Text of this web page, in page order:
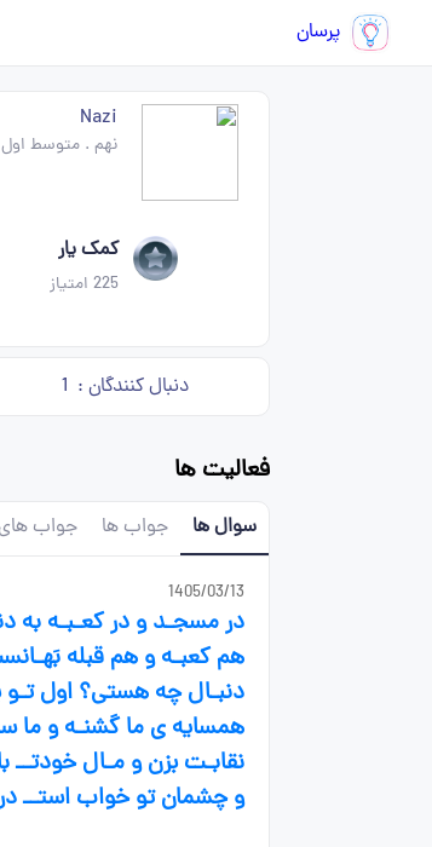
پرسان
Nazi
نهم .متوسط اول
کمک یار
225 امتیاز
دنبال کنندگان : 1
فعالیت ها
سوال ها جواب ها جواب
1405/03/13
در مسجـد و در کعـبـه به
هم کعبـه و هم قبله
دنبـال چه هستی؟ اول تـو
همسایه ی ما گشنـه و ما
نقابـت بزن و مـال
و چشمان تو خواب استــ